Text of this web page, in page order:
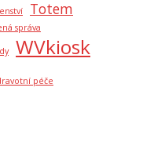
Totem
správa
WVkiosk
péče